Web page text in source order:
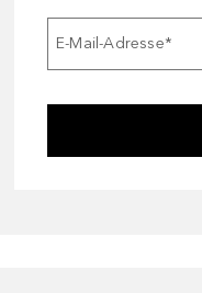
E-Mail-Adresse*